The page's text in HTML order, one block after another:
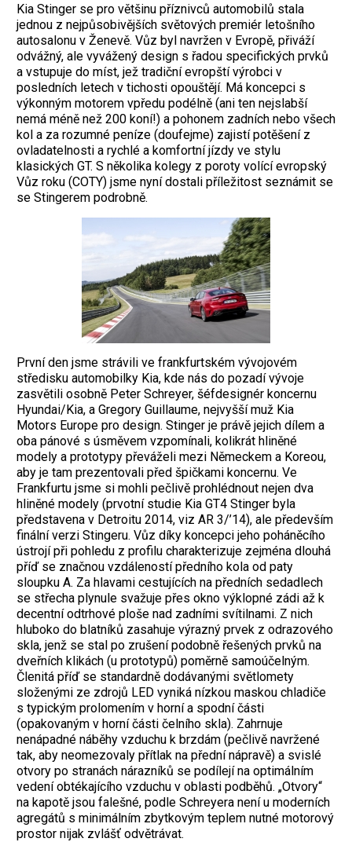
Kia Stinger se pro většinu příznivců automobilů stala
jednou z nejpůsobivějších světových premiér letošního
autosalonu v Ženevě. Vůz byl navržen v Evropě, přiváží
odvážný, ale vyvážený design s řadou specifických prvků
a vstupuje do míst, jež tradiční evropští výrobci v
posledních letech v tichosti opouštějí. Má koncepci s
výkonným motorem vpředu podélně (ani ten nejslabší
nemá méně než 200 koní!) a pohonem zadních nebo všech
kol a za rozumné peníze (doufejme) zajistí potěšení z
ovladatelnosti a rychlé a komfortní jízdy ve stylu
klasických GT. S několika kolegy z poroty volící evropský
Vůz roku (COTY) jsme nyní dostali příležitost seznámit se
se Stingerem podrobně.
První den jsme strávili ve frankfurtském vývojovém
středisku automobilky Kia, kde nás do pozadí vývoje
zasvětili osobně Peter Schreyer, šéfdesignér koncernu
Hyundai/Kia, a Gregory Guillaume, nejvyšší muž Kia
Motors Europe pro design. Stinger je právě jejich dílem a
oba pánové s úsměvem vzpomínali, kolikrát hliněné
modely a prototypy převáželi mezi Německem a Koreou,
aby je tam prezentovali před špičkami koncernu. Ve
Frankfurtu jsme si mohli pečlivě prohlédnout nejen dva
hliněné modely (prvotní studie Kia GT4 Stinger byla
představena v Detroitu 2014, viz AR 3/’14), ale především
finální verzi Stingeru. Vůz díky koncepci jeho poháněcího
ústrojí při pohledu z profilu charakterizuje zejména dlouhá
příď se značnou vzdáleností předního kola od paty
sloupku A. Za hlavami cestujících na předních sedadlech
se střecha plynule svažuje přes okno výklopné zádi až k
decentní odtrhové ploše nad zadními svítilnami. Z nich
hluboko do blatníků zasahuje výrazný prvek z odrazového
skla, jenž se stal po zrušení podobně řešených prvků na
dveřních klikách (u prototypů) poměrně samoúčelným.
Členitá příď se standardně dodávanými světlomety
složenými ze zdrojů LED vyniká nízkou maskou chladiče
s typickým prolomením v horní a spodní části
(opakovaným v horní části čelního skla). Zahrnuje
nenápadné náběhy vzduchu k brzdám (pečlivě navržené
tak, aby neomezovaly přítlak na přední nápravě) a svislé
otvory po stranách nárazníků se podílejí na optimálním
vedení obtékajícího vzduchu v oblasti podběhů. „Otvory“
na kapotě jsou falešné, podle Schreyera není u moderních
agregátů s minimálním zbytkovým teplem nutné motorový
prostor nijak zvlášť odvětrávat.